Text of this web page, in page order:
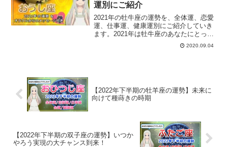
運別にご紹介
2021年の牡牛座の運勢を、全体運、恋愛
運、仕事運、健康運別にご紹介していき
ます。2021年は牡牛座のあなたにとって
どんな1年になるでしょうか？西洋占星術
2020.09.04
【2022年下半期の牡羊座の運勢】未来に
向けて種蒔きの時期
【2022年下半期の双子座の運勢】いつか
やろう実現の大チャンス到来！